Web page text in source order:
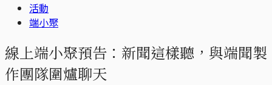
活動
端小聚
線上端小聚預告：新聞這樣聽，與端聞製
作團隊圍爐聊天